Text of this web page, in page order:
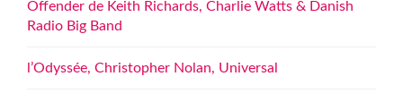
Offender de Keith Richards, Charlie Watts & Danish
Radio Big Band
l’Odyssée, Christopher Nolan, Universal